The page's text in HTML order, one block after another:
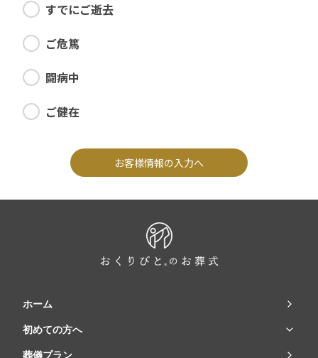
すでにご逝去
ご危篤
闘病中
ご健在
お客様情報の入力へ
ホーム
初めての方へ
葬儀プラン